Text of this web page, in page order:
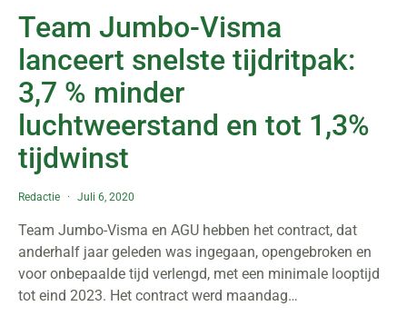
Team Jumbo-Visma
lanceert snelste tijdritpak:
3,7 % minder
luchtweerstand en tot 1,3%
tijdwinst
Redactie Juli 6, 2020
Team Jumbo-Visma en AGU hebben het contract, dat
anderhalf jaar geleden was ingegaan, opengebroken en
voor onbepaalde tijd verlengd, met een minimale looptijd
tot eind 2023. Het contract werd maandag…